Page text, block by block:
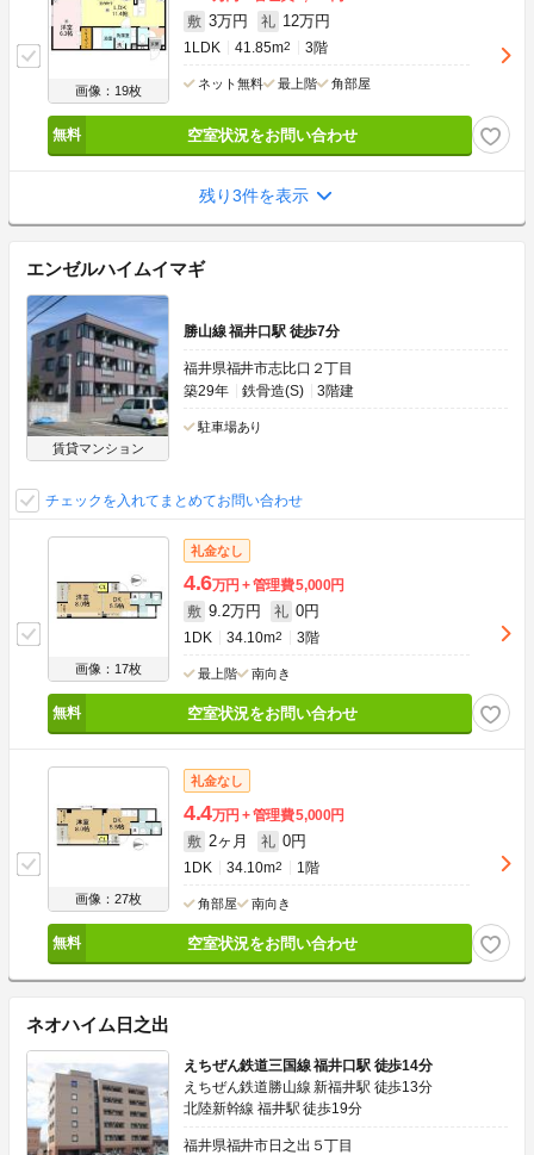
画像：19枚
敷 3万円 礼 12万円
1LDK 41.85m2 3階
ネット無料 最上階 角部屋
空室状況をお問い合わせ
残り3件を表示
エンゼルハイムイマギ
賃貸マンション
勝山線 福井口駅 徒歩7分
福井県福井市志比口２丁目
築29年
鉄骨造(S) 3階建
駐車場あり
チェックを入れてまとめてお問い合わせ
画像：17枚
礼金なし
4.6万円 管理費5,000円
敷 9.2万円 礼 0円
1DK 34.10m2 3階
最上階 南向き
空室状況をお問い合わせ
画像：27枚
礼金なし
4.4万円 管理費5,000円
敷 2ヶ月 礼 0円
1DK 34.10m2 1階
角部屋 南向き
空室状況をお問い合わせ
ネオハイム日之出
えちぜん鉄道三国線 福井口駅 徒歩14分
えちぜん鉄道勝山線 新福井駅 徒歩13分
北陸新幹線 福井駅 徒歩19分
福井県福井市日之出５丁目